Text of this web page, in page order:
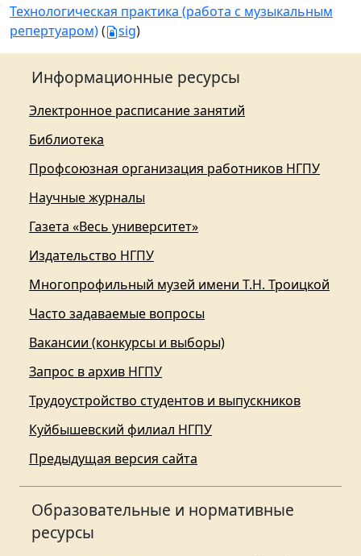
Технологическая практика (работа с музыкальным
репертуаром)( sig)
Информационные ресурсы
Электронное расписание занятий
Библиотека
Профсоюзная организация работников НГПУ
Научные журналы
Газета «Весь университет»
Издательство НГПУ
Многопрофильный музей имени Т.Н. Троицкой
Часто задаваемые вопросы
Вакансии (конкурсы и выборы)
Запрос в архив НГПУ
Трудоустройство студентов и выпускников
Куйбышевский филиал НГПУ
Предыдущая версия сайта
Образовательные и нормативные
ресурсы